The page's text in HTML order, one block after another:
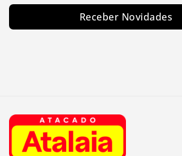
Receber Novidades